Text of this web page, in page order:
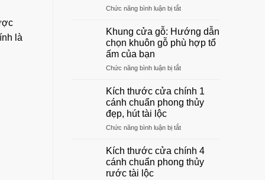
là
Chức năng bình luận bị tắtở
mẫu
cửa
gỗ
khách
sang
trọng
nhất
Khung cửa gỗ: Hướng dẫn
chọn khuôn gỗ phù hợp tổ
ấm của bạn
Chức năng bình luận bị tắtở
cửa
Hướng
chọn
gỗ
phù
hợp
Kích thước cửa chính 1
cánh chuẩn phong thủy
đẹp, hút tài lộc
Chức năng bình luận bị tắtở
thước
cửa
chính
Kích thước cửa chính 4
cánh chuẩn phong thủy
rước tài lộc